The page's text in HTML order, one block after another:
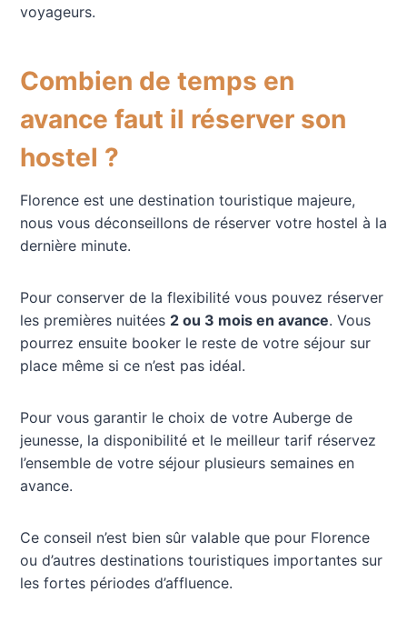
voyageurs.
Combien de temps en
avance faut il réserver son
hostel ?
Florence est une destination touristique majeure,
nous vous déconseillons de réserver votre hostel à la
dernière minute.
Pour conserver de la flexibilité vous pouvez réserver
les premières nuitées 2 ou 3 mois en avance. Vous
pourrez ensuite booker le reste de votre séjour sur
place même si ce n’est pas idéal.
Pour vous garantir le choix de votre Auberge de
jeunesse, la disponibilité et le meilleur tarif réservez
l’ensemble de votre séjour plusieurs semaines en
avance.
Ce conseil n’est bien sûr valable que pour Florence
ou d’autres destinations touristiques importantes sur
les fortes périodes d’affluence.